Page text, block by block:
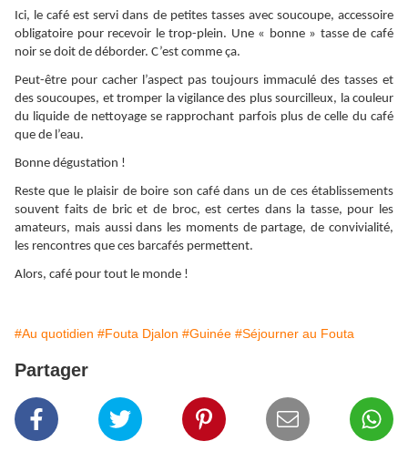
Ici, le café est servi dans de petites tasses avec soucoupe, accessoire
obligatoire pour recevoir le trop-plein. Une « bonne » tasse de café
noir se doit de déborder. C’est comme ça.
Peut-être pour cacher l’aspect pas toujours immaculé des tasses et
des soucoupes, et tromper la vigilance des plus sourcilleux, la couleur
du liquide de nettoyage se rapprochant parfois plus de celle du café
que de l’eau.
Bonne dégustation !
Reste que le plaisir de boire son café dans un de ces établissements
souvent faits de bric et de broc, est certes dans la tasse, pour les
amateurs, mais aussi dans les moments de partage, de convivialité,
les rencontres que ces barcafés permettent.
Alors, café pour tout le monde !
#Au quotidien #Fouta Djalon #Guinée #Séjourner au Fouta
Partager